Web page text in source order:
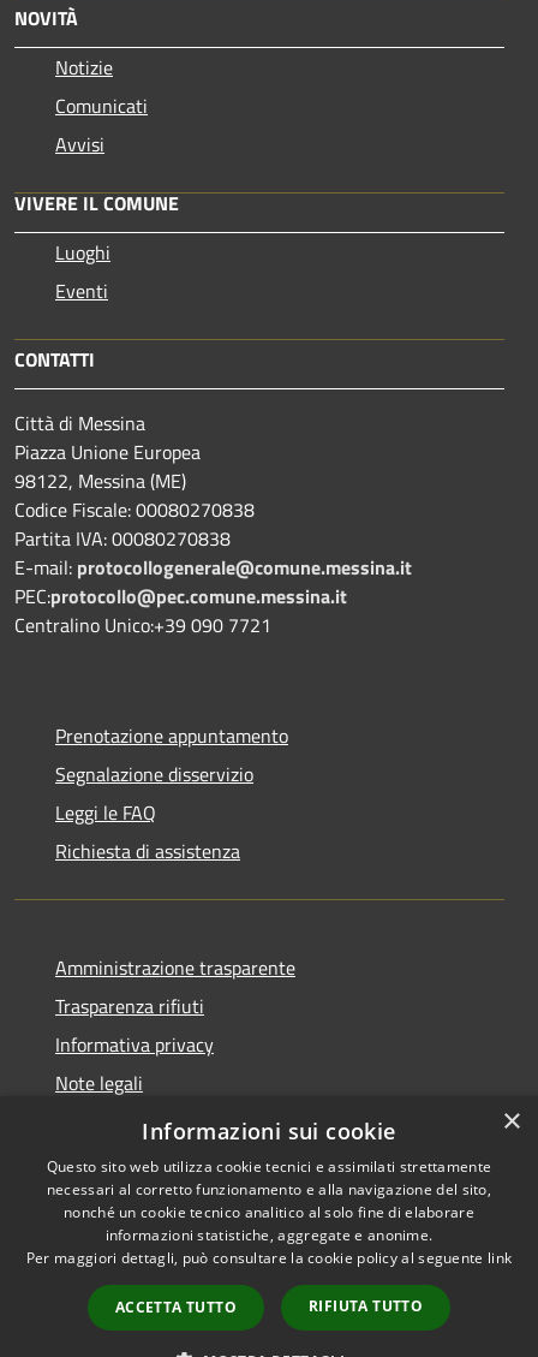
NOVITÀ
Notizie
Comunicati
Avvisi
VIVERE IL COMUNE
Luoghi
Eventi
CONTATTI
Città di Messina
Piazza Unione Europea
98122, Messina (ME)
Codice Fiscale: 00080270838
Partita IVA: 00080270838
E-mail: protocollogenerale@comune.messina.it
PEC:protocollo@pec.comune.messina.it
Centralino Unico:+39 090 7721
Prenotazione appuntamento
Segnalazione disservizio
Leggi le FAQ
Richiesta di assistenza
Amministrazione trasparente
Trasparenza rifiuti
Informativa privacy
Note legali
Dichiarazione di accessibilità
Accessibilità
Copyright © 2026 • Città di
Messina • Powered by
Municipium•
Accesso
redazione
×
Informazioni sui cookie
Questo sito web utilizza cookie tecnici e assimilati strettamente
necessari al corretto funzionamento e alla navigazione del sito,
nonché un cookie tecnico analitico al solo fine di elaborare
informazioni statistiche, aggregate e anonime.
Per maggiori dettagli, può consultare la cookie policy al seguente link
ACCETTA TUTTO RIFIUTA TUTTO